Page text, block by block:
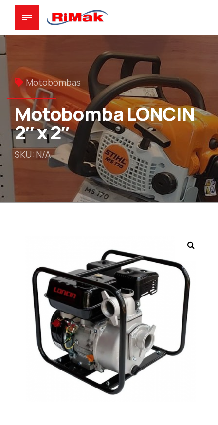
Motobombas
Motobomba LONCIN
2″ x 2″
SKU: N/A